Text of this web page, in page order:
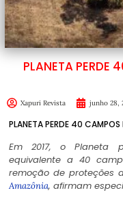
PLANETA PERDE
Xapuri Revista junho 28,
PLANETA PERDE 40
Em 2017, o Planeta
equivalente a 40
remoção de proteções
Amazônia, afirmam